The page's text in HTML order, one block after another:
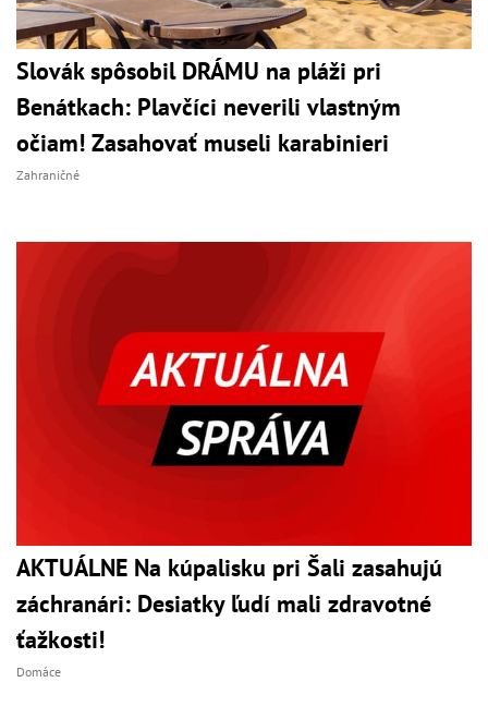
Slovák spôsobil DRÁMU na pláži pri
Benátkach: Plavčíci neverili vlastným
očiam! Zasahovať museli karabinieri
Zahraničné
AKTUÁLNE Na kúpalisku pri Šali zasahujú
záchranári: Desiatky ľudí mali zdravotné
ťažkosti!
Domáce